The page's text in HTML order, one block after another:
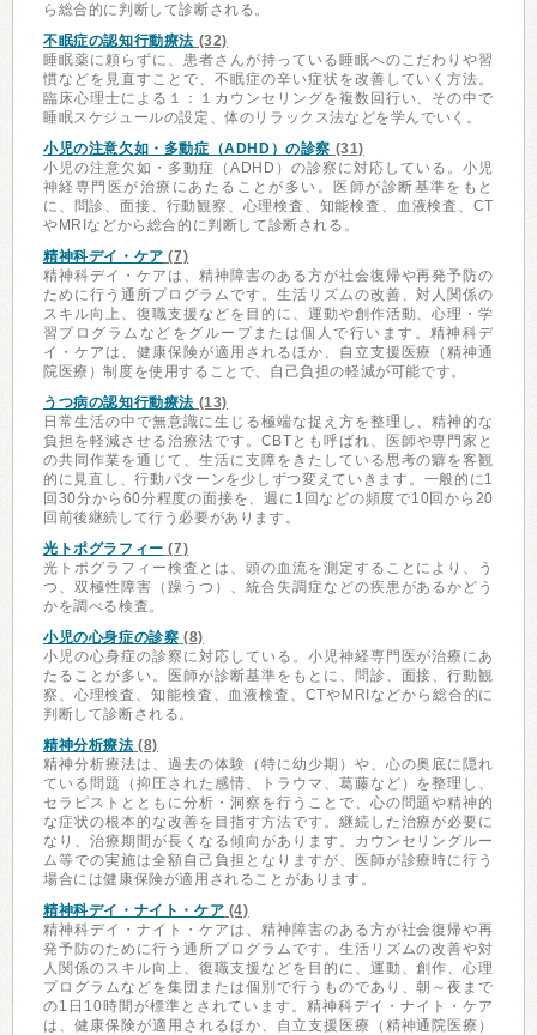
ら総合的に判断して診断される。
不眠症の認知行動療法 (32)
睡眠薬に頼らずに、患者さんが持っている睡眠へのこだわりや習
慣などを見直すことで、不眠症の辛い症状を改善していく方法。
臨床心理士による１：１カウンセリングを複数回行い、その中で
睡眠スケジュールの設定、体のリラックス法などを学んでいく。
小児の注意欠如・多動症（ADHD）の診察 (31)
小児の注意欠如・多動症（ADHD）の診察に対応している。小児
神経専門医が治療にあたることが多い。医師が診断基準をもと
に、問診、面接、行動観察、心理検査、知能検査、血液検査、CT
やMRIなどから総合的に判断して診断される。
精神科デイ・ケア (7)
精神科デイ・ケアは、精神障害のある方が社会復帰や再発予防の
ために行う通所プログラムです。生活リズムの改善、対人関係の
スキル向上、復職支援などを目的に、運動や創作活動、心理・学
習プログラムなどをグループまたは個人で行います。精神科デ
イ・ケアは、健康保険が適用されるほか、自立支援医療（精神通
院医療）制度を使用することで、自己負担の軽減が可能です。
うつ病の認知行動療法 (13)
日常生活の中で無意識に生じる極端な捉え方を整理し、精神的な
負担を軽減させる治療法です。CBTとも呼ばれ、医師や専門家と
の共同作業を通じて、生活に支障をきたしている思考の癖を客観
的に見直し、行動パターンを少しずつ変えていきます。一般的に1
回30分から60分程度の面接を、週に1回などの頻度で10回から20
回前後継続して行う必要があります。
光トポグラフィー (7)
光トポグラフィー検査とは、頭の血流を測定することにより、う
つ、双極性障害（躁うつ）、統合失調症などの疾患があるかどう
かを調べる検査。
小児の心身症の診察 (8)
小児の心身症の診察に対応している。小児神経専門医が治療にあ
たることが多い。医師が診断基準をもとに、問診、面接、行動観
察、心理検査、知能検査、血液検査、CTやMRIなどから総合的に
判断して診断される。
精神分析療法 (8)
精神分析療法は、過去の体験（特に幼少期）や、心の奥底に隠れ
ている問題（抑圧された感情、トラウマ、葛藤など）を整理し、
セラピストとともに分析・洞察を行うことで、心の問題や精神的
な症状の根本的な改善を目指す方法です。継続した治療が必要に
なり、治療期間が長くなる傾向があります。カウンセリングルー
ム等での実施は全額自己負担となりますが、医師が診療時に行う
場合には健康保険が適用されることがあります。
精神科デイ・ナイト・ケア (4)
精神科デイ・ナイト・ケアは、精神障害のある方が社会復帰や再
発予防のために行う通所プログラムです。生活リズムの改善や対
人関係のスキル向上、復職支援などを目的に、運動、創作、心理
プログラムなどを集団または個別で行うものであり、朝～夜まで
の1日10時間が標準とされています。精神科デイ・ナイト・ケア
は、健康保険が適用されるほか、自立支援医療（精神通院医療）